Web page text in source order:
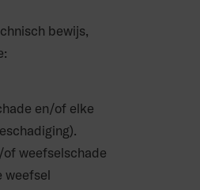
bewijs,
en/of elke
weefselschade
weefsel